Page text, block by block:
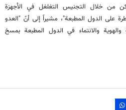
من خلال التجنيس التغلغل في الأجهزة
على الدول المطبعة"، مشيراً إلى أنّ "العدو
والهوية والانتماء في الدول المطبعة بمسخ